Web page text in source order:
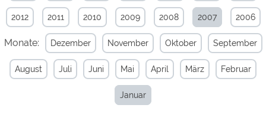
2012 2011 2010 2009 2008 2007 2006
Monate: Dezember November Oktober September
August Juli Juni Mai April März Februar
Januar
Externe Medien
YouTube (Videos von
https://policies.google.com/privacy
Campingplatzvorschau (Vorschau
siehe Datenschutzerklärung des